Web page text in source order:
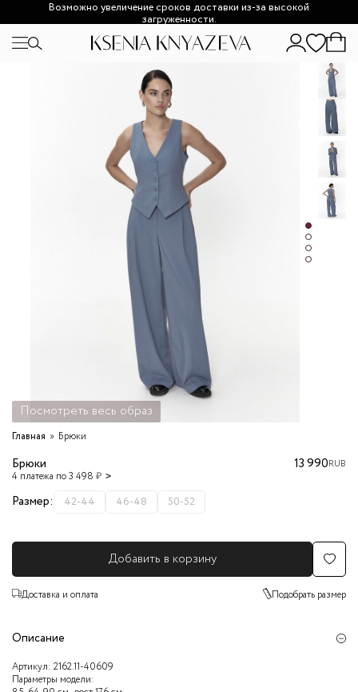
Возможно увеличение сроков доставки из-за высокой
загруженности.
Посмотреть весь образ
Главная Брюки
Брюки
4 платежа по 3 498 ₽
13 990RUB
Размер: 42-44 46-48 50-52
Добавить в корзину
Доставка и оплата Подобрать размер
Описание
Артикул: 2162.11-40609
Параметры модели: